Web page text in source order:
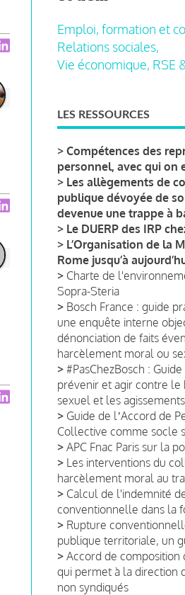
Emploi, formation et
Relations sociales,
Vie économique, RSE
LES RESSOURCES
> Compétences des
personnel, avec qui on
> Les allègements de
publique dévoyée de
devenue une trappe à
> Le DUERP des IRP
> L’Organisation de la
Rome jusqu’à
> Charte de
Sopra-Steria
> Bosch France : guide
une enquête interne
dénonciation de faits
harcèlement moral ou
> #PasChezBosch :
prévenir et agir contre
sexuel et les
> Guide de lʼAccord de
Collective comme socle
> APC Fnac Paris sur la
> Les interventions du
harcèlement moral au
> Calcul de l'indemnité
conventionnelle dans la
> Rupture
publique territoriale, un
> Accord de composition
qui permet à la direction
non syndiqués